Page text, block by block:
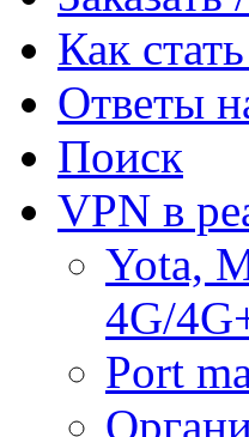
Как
Ответы
Поиск
VPN в
Yota,
4G/
Port